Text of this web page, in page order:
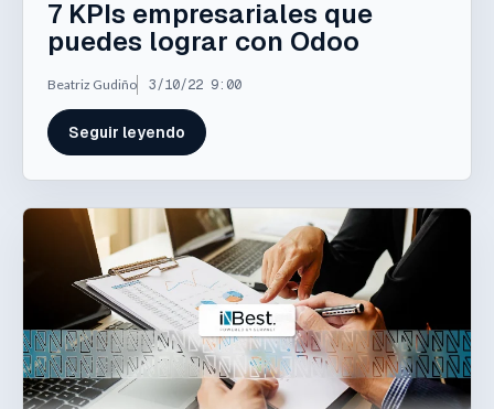
7 KPIs empresariales que
puedes lograr con Odoo
Beatriz Gudiño 3/10/22 9:00
Seguir leyendo